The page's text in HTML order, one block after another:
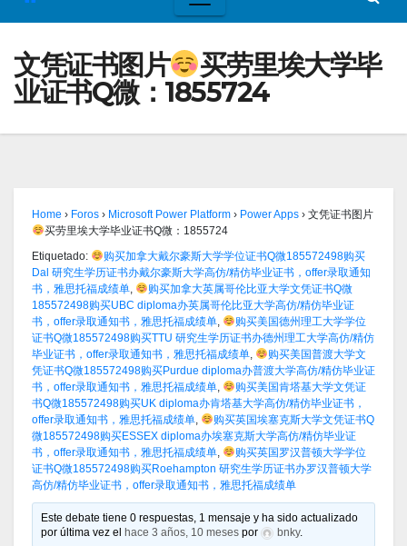
文凭证书图片
买劳里埃大学毕
业证书Q微：1855724
Home › Foros › Microsoft Power Platform › Power Apps › 文凭证书图片
买劳里埃大学毕业证书Q微：1855724
Etiquetado:
购买加拿大戴尔豪斯大学学位证书Q微185572498购买
Dal 研究生学历证书办戴尔豪斯大学高仿/精仿毕业证书，offer录取通知
书，雅思托福成绩单,
购买加拿大英属哥伦比亚大学文凭证书Q微
185572498购买UBC diploma办英属哥伦比亚大学高仿/精仿毕业证
书，offer录取通知书，雅思托福成绩单,
购买美国德州理工大学学位
证书Q微185572498购买TTU 研究生学历证书办德州理工大学高仿/精仿
毕业证书，offer录取通知书，雅思托福成绩单,
购买美国普渡大学文
凭证书Q微185572498购买Purdue diploma办普渡大学高仿/精仿毕业证
书，offer录取通知书，雅思托福成绩单,
购买美国肯塔基大学文凭证
书Q微185572498购买UK diploma办肯塔基大学高仿/精仿毕业证书，
offer录取通知书，雅思托福成绩单,
购买英国埃塞克斯大学文凭证书Q
微185572498购买ESSEX diploma办埃塞克斯大学高仿/精仿毕业证
书，offer录取通知书，雅思托福成绩单,
购买英国罗汉普顿大学学位
证书Q微185572498购买Roehampton 研究生学历证书办罗汉普顿大学
高仿/精仿毕业证书，offer录取通知书，雅思托福成绩单
Este debate tiene 0 respuestas, 1 mensaje y ha sido actualizado
por última vez el
hace 3 años, 10 meses por bnky.